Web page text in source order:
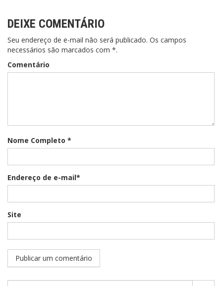
DEIXE COMENTÁRIO
Seu endereço de e-mail não será publicado. Os campos
necessários são marcados com *.
Comentário
Nome Completo *
Endereço de e-mail*
Site